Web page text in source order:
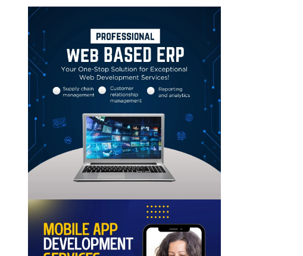
Email